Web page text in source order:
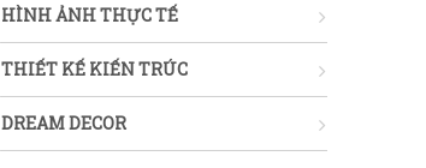
HÌNH ẢNH THỰC TẾ
THIẾT KẾ KIẾN TRÚC
DREAM DECOR